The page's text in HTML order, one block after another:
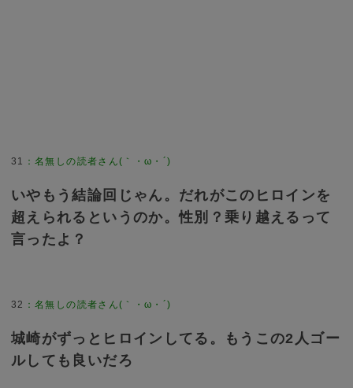
31 ：名無しの読者さん(｀・ω・´)
いやもう結論回じゃん。だれがこのヒロインを
超えられるというのか。性別？乗り越えるって
言ったよ？
32 ：名無しの読者さん(｀・ω・´)
城崎がずっとヒロインしてる。もうこの2人ゴー
ルしても良いだろ